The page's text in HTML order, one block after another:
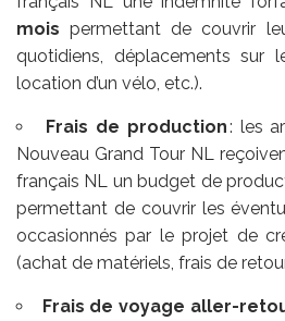
mois permettant de couvrir
quotidiens, déplacements sur
location d’un vélo, etc.).
Frais de production: les
Nouveau Grand Tour NL
français NL un budget de
permettant de couvrir les
occasionnés par le projet de
(achat de matériels, frais de
Frais de voyage aller-